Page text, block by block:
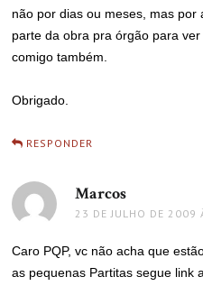
não por dias ou meses, mas por
parte da obra pra órgão para
comigo também.
Obrigado.
RESPONDER
Marcos
23 DE JULHO DE 2009
Caro PQP, vc não acha que
as pequenas Partitas segue link